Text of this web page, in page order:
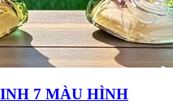
7 MÀU HÌNH